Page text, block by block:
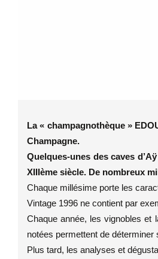
La « champagnothèque »
Champagne.
Quelques-unes des caves
XIIIème siècle. De nombreux
Chaque millésime porte les
Vintage 1996 ne contient par
Chaque année, les vignobles et
notées permettent de déterminer
Plus tard, les analyses et